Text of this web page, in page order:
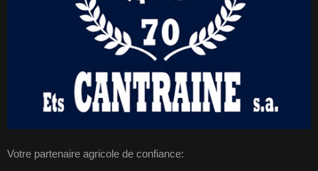
Votre partenaire agricole de confiance: